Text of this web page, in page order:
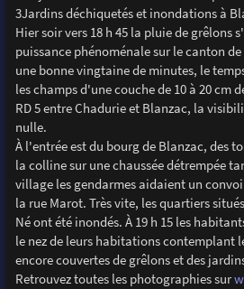
3Jardins déchiquetés et inondations à
Hier soir vers 18 h 45 la pluie de grêlons
puissance phénoménale sur le canton
une bonne vingtaine de minutes, le
les champs d'une couche de 10 à 20 cm
RD 5 entre Chadurie et Blanzac, la
nulle.
À l'entrée est du bourg de Blanzac, des
la colline sur une chaussée détrempée
village les gendarmes aidaient un
la rue Marot. Très vite, les quartiers
Né ont été inondés. À 19 h 15 les
le nez de leurs habitations contemplant
encore couvertes de grêlons et des
Retrouvez toutes les photographies sur